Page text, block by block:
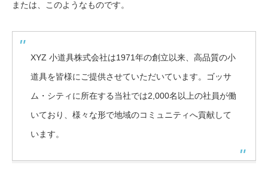
または、このようなものです。
XYZ 小道具株式会社は1971年の創立以来、高品質の小
道具を皆様にご提供させていただいています。ゴッサ
ム・シティに所在する当社では2,000名以上の社員が働
いており、様々な形で地域のコミュニティへ貢献して
います。